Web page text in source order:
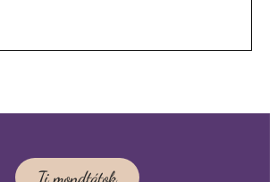
Ti mondtátok